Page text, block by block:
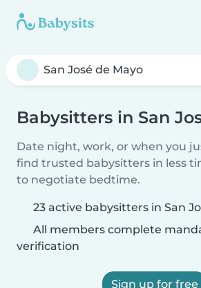
Babysitters in San
Date night, work, or when you
find trusted babysitters in less
to negotiate bedtime.
23 active babysitters in San
All members complete
verification
Sign up for free